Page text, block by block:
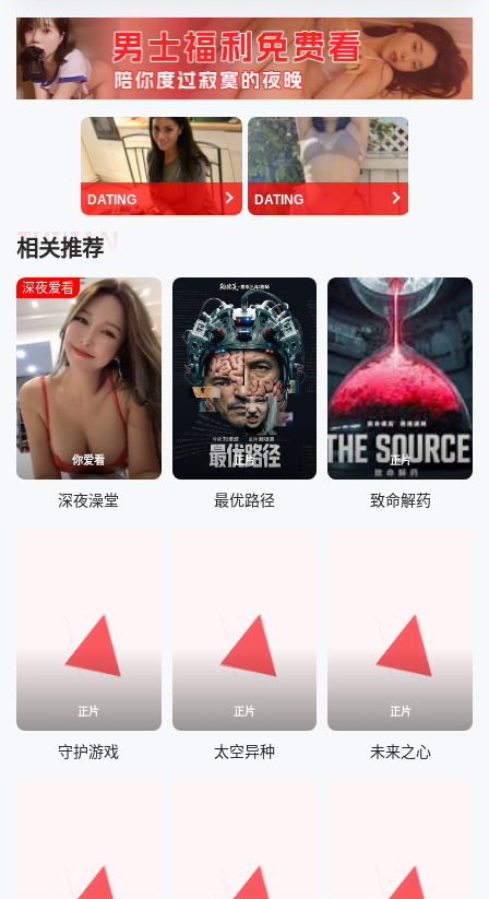
DATING DATING
相关推荐
TUIJIAN
你爱看
深夜爱看
深夜澡堂
正片
最优路径
正片
致命解药
正片
守护游戏
正片
太空异种
正片
未来之心